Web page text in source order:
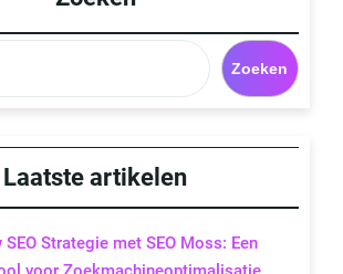
Zoeken
Laatste artikelen
Strategie met SEO Moss: Een